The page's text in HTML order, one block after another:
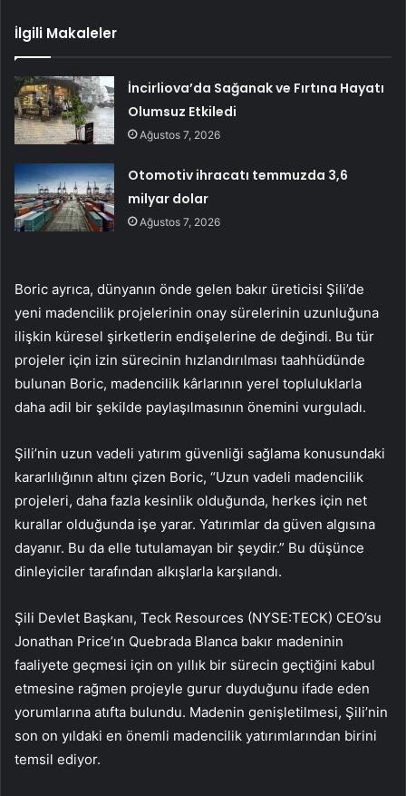
İlgili Makaleler
İncirliova’da Sağanak ve Fırtına Hayatı
Olumsuz Etkiledi
Ağustos 7, 2026
Otomotiv ihracatı temmuzda 3,6
milyar dolar
Ağustos 7, 2026
Boric ayrıca, dünyanın önde gelen bakır üreticisi Şili’de
yeni madencilik projelerinin onay sürelerinin uzunluğuna
ilişkin küresel şirketlerin endişelerine de değindi. Bu tür
projeler için izin sürecinin hızlandırılması taahhüdünde
bulunan Boric, madencilik kârlarının yerel topluluklarla
daha adil bir şekilde paylaşılmasının önemini vurguladı.
Şili’nin uzun vadeli yatırım güvenliği sağlama konusundaki
kararlılığının altını çizen Boric, “Uzun vadeli madencilik
projeleri, daha fazla kesinlik olduğunda, herkes için net
kurallar olduğunda işe yarar. Yatırımlar da güven algısına
dayanır. Bu da elle tutulamayan bir şeydir.” Bu düşünce
dinleyiciler tarafından alkışlarla karşılandı.
Şili Devlet Başkanı, Teck Resources (NYSE:TECK) CEO’su
Jonathan Price’ın Quebrada Blanca bakır madeninin
faaliyete geçmesi için on yıllık bir sürecin geçtiğini kabul
etmesine rağmen projeyle gurur duyduğunu ifade eden
yorumlarına atıfta bulundu. Madenin genişletilmesi, Şili’nin
son on yıldaki en önemli madencilik yatırımlarından birini
temsil ediyor.